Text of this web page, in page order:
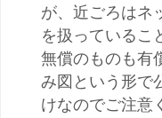
が、近ごろはネ
を扱っているこ
無償のものも有
み図という形で
けなのでご注意